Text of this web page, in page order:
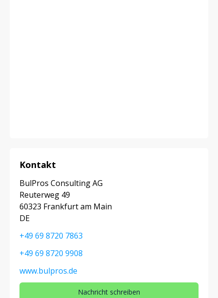
Kontakt
BulPros Consulting AG
Reuterweg 49
60323 Frankfurt am Main
DE
+49 69 8720 7863
+49 69 8720 9908
www.bulpros.de
Nachricht schreiben